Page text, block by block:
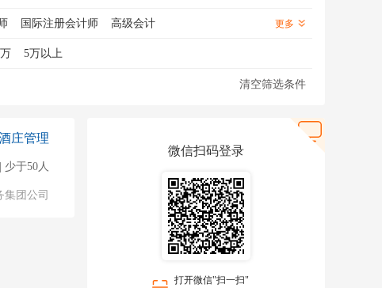
国际注册会计师
高级会计
务会计 结算会计
更多
5万以上
清空筛选条件
庄管理
少于50人
集团公司
微信扫码登录
打开微信"扫一扫"